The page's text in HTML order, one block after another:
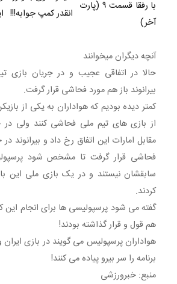
با رفقا قسمت ۹ (پارت
آخر)
انقدر کمپ جوابه!!!
آنچه دیگران میخوانند
حالا در اتفاقی عجیب و در جریان بازی
بیرانوند باز هم مورد فحاشی قرار گرفت.
کمتر دیده بودیم که هواداران به یکی از
از بازی های تیم ملی فحاشی کنند ولی در
مقابل امارات این اتفاق رخ داد و بیرانوند
فحاشی قرار گرفت تا مشخص شود
سابقشان نیستند و در یک بازی ملی این
کردند.
گفته می شود پرسپولیسی ها برای انجام این
هم قول و قرار گذاشته بودند!
هواداران پرسپولیس می گویند در بازی
برنامه را سر بیرو پیاده می کنند!
منبع: خبرورزشی